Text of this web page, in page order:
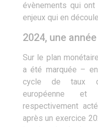
évènements qui
enjeux qui en
2024, une
Sur le plan
a été marquée –
cycle de taux
européenne
respectivement
après un exercice